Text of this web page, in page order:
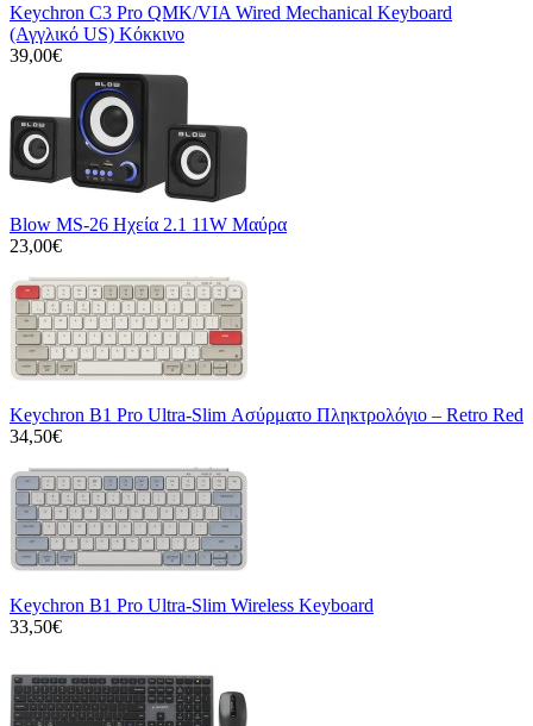
Keychron C3 Pro QMK/VIA Wired Mechanical Keyboard
(Αγγλικό US) Κόκκινο
39,00€
Blow MS-26 Ηχεία 2.1 11W Μαύρα
23,00€
Keychron B1 Pro Ultra-Slim Ασύρματο Πληκτρολόγιο – Retro Red
34,50€
Keychron B1 Pro Ultra-Slim Wireless Keyboard
33,50€